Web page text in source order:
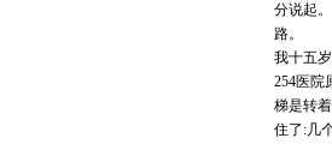
分说起
路。
我十五
254医院
梯是转
住了:几